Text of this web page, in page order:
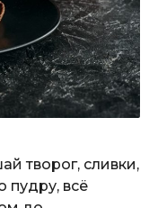
творог, сливки,
пудру, всё